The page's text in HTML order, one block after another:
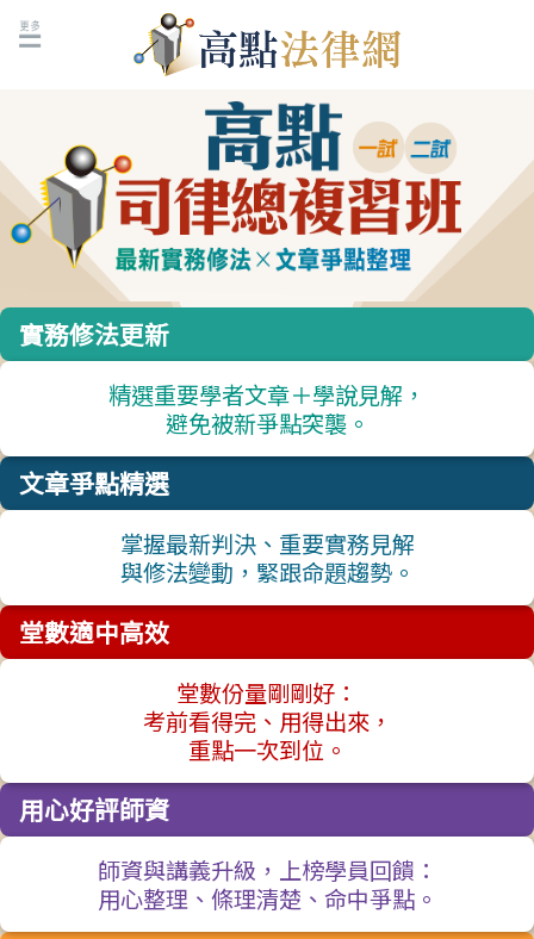
實務修法更新
精選重要學者文章＋學說見解，
避免被新爭點突襲。
文章爭點精選
掌握最新判決、重要實務見解
與修法變動，緊跟命題趨勢。
堂數適中高效
堂數份量剛剛好：
考前看得完、用得出來，
重點一次到位。
用心好評師資
師資與講義升級，上榜學員回饋：
用心整理、條理清楚、命中爭點。